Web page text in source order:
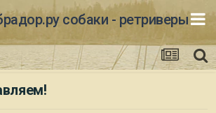
собаки - ретриверы